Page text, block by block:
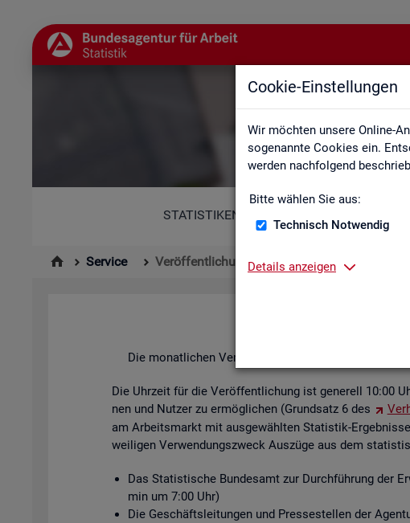
Cookie-Einstellungen
Wir möchten unsere Online-
sogenannte Cookies ein.
werden nachfolgend
Bitte wählen Sie aus:
Technisch Notwendig
Details anzeigen
STATISTIKEN
Service Veröffentlichungskalender
Die mo­nat­li­chen Ver­öf­fent­li­chun­gen der Sta­tis­ti­ken
Die Uhr­zeit für die Ver­öf­fent­li­chung ist ge­ne­rell 10:00
nen und Nut­zer zu er­mög­li­chen (Grund­satz 6 des
am Ar­beits­markt mit aus­ge­wähl­ten Sta­tis­tik-
wei­li­gen Ver­wen­dungs­zweck Aus­zü­ge aus dem
Das Sta­tis­ti­sche Bun­des­amt zur Durch­füh­rung der
min um 7:00 Uhr)
Die Ge­schäfts­lei­tun­gen und Pres­se­stel­len der